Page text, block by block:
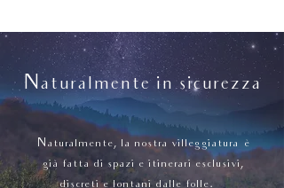
Naturalmente in sicurezza
Naturalmente, la nostra villeggiatura è
già fatta di spazi e itinerari esclusivi,
discreti e lontani dalle folle.